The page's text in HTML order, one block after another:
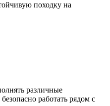
походку на
различные
работать рядом с